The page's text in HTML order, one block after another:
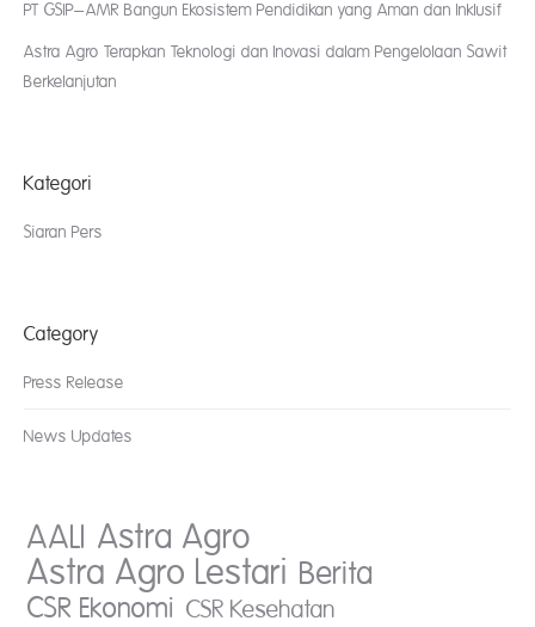
PT GSIP–AMR Bangun Ekosistem Pendidikan yang Aman dan Inklusif
Astra Agro Terapkan Teknologi dan Inovasi dalam Pengelolaan Sawit
Berkelanjutan
Kategori
Siaran Pers
Category
Press Release
News Updates
AALI Astra Agro
Astra Agro Lestari Berita
CSR Ekonomi CSR Kesehatan